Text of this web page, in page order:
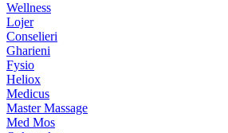
Wellness
Lojer
Conselieri
Gharieni
Fysio
Heliox
Medicus
Master Massage
Med Mos